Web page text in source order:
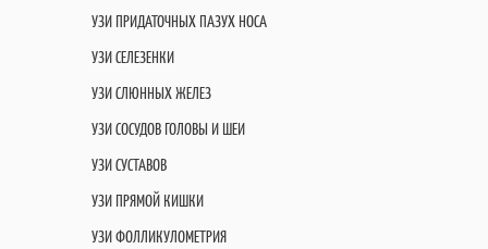
УЗИ ПРИДАТОЧНЫХ ПАЗУХ НОСА
УЗИ СЕЛЕЗЕНКИ
УЗИ СЛЮННЫХ ЖЕЛЕЗ
УЗИ СОСУДОВ ГОЛОВЫ И ШЕИ
УЗИ СУСТАВОВ
УЗИ ПРЯМОЙ КИШКИ
УЗИ ФОЛЛИКУЛОМЕТРИЯ